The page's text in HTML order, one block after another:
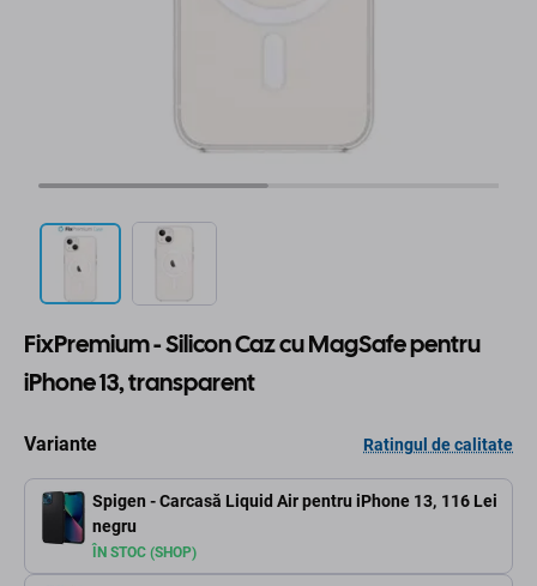
FixPremium - Silicon Caz cu MagSafe pentru
iPhone 13, transparent
Variante Ratingul de calitate
Spigen - Carcasă Liquid Air pentru iPhone 13,
negru
116 Lei
ÎN STOC (SHOP)